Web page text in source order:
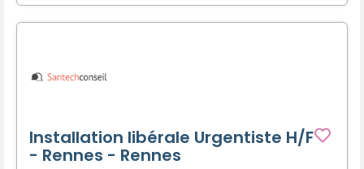
Installation libérale Urgentiste H/F
- Rennes - Rennes